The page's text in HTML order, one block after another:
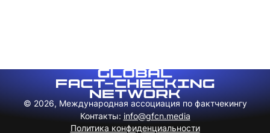
© 2026, Международная ассоциация по фактчекингу
Контакты: info@gfcn.media
Политика конфиденциальности